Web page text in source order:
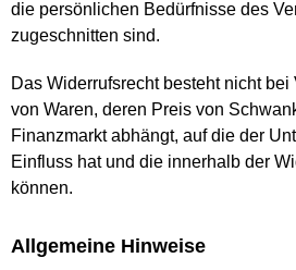
die persönlichen Bedürfnisse des
zugeschnitten sind.
Das Widerrufsrecht besteht nicht
von Waren, deren Preis von
Finanzmarkt abhängt, auf die der
Einfluss hat und die innerhalb der
können.
Allgemeine Hinweise